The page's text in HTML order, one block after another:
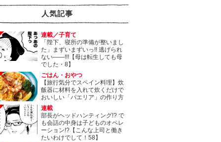
人気記事
連載／子育て
「陛下、寝所の準備が整いまし
た」まずいまずいっ!! 逃げられ
ない――!!!【母は転生しても母
でした・8】
ごはん・おやつ
【旅行気分でスペイン料理】炊
飯器に材料を入れて炊くだけで
おいしい「パエリア」の作り方
連載
部長がヘッドハンティング!? で
も会話の中身は子どものオペレ
ーション!?【こんな上司と働き
たいわけでして！58】